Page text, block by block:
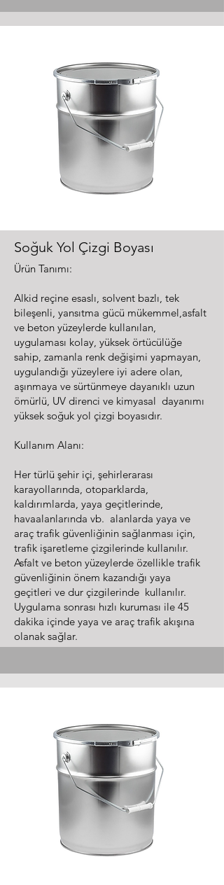
Soğuk Yol Çizgi Boyası
Ürün Tanımı:
Alkid reçine esaslı, solvent bazlı, tek
bileşenli, yansıtma gücü mükemmel,asfalt
ve beton yüzeylerde kullanılan,
uygulaması kolay, yüksek örtücülüğe
sahip, zamanla renk değişimi yapmayan,
uygulandığı yüzeylere iyi adere olan,
aşınmaya ve sürtünmeye dayanıklı uzun
ömürlü, UV direnci ve kimyasal dayanımı
yüksek soğuk yol çizgi boyasıdır.
Kullanım Alanı:
Her türlü şehir içi, şehirlerarası
karayollarında, otoparklarda,
kaldırımlarda, yaya geçitlerinde,
havaalanlarında vb. alanlarda yaya ve
araç trafik güvenliğinin sağlanması için,
trafik işaretleme çizgilerinde kullanılır.
Asfalt ve beton yüzeylerde özellikle trafik
güvenliğinin önem kazandığı yaya
geçitleri ve dur çizgilerinde kullanılır.
Uygulama sonrası hızlı kuruması ile 45
dakika içinde yaya ve araç trafik akışına
olanak sağlar.